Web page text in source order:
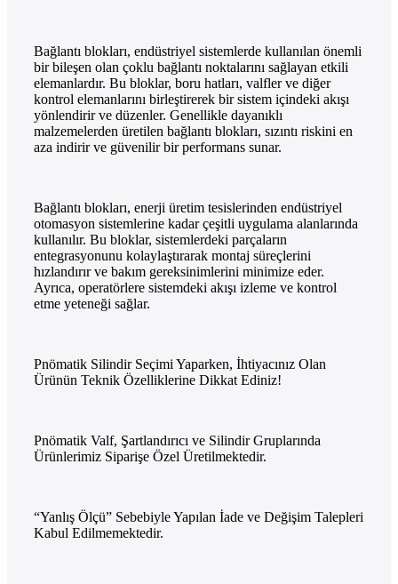
Bağlantı blokları, endüstriyel sistemlerde kullanılan önemli
bir bileşen olan çoklu bağlantı noktalarını sağlayan etkili
elemanlardır. Bu bloklar, boru hatları, valfler ve diğer
kontrol elemanlarını birleştirerek bir sistem içindeki akışı
yönlendirir ve düzenler. Genellikle dayanıklı
malzemelerden üretilen bağlantı blokları, sızıntı riskini en
aza indirir ve güvenilir bir performans sunar.
Bağlantı blokları, enerji üretim tesislerinden endüstriyel
otomasyon sistemlerine kadar çeşitli uygulama alanlarında
kullanılır. Bu bloklar, sistemlerdeki parçaların
entegrasyonunu kolaylaştırarak montaj süreçlerini
hızlandırır ve bakım gereksinimlerini minimize eder.
Ayrıca, operatörlere sistemdeki akışı izleme ve kontrol
etme yeteneği sağlar.
Pnömatik Silindir Seçimi Yaparken, İhtiyacınız Olan
Ürünün Teknik Özelliklerine Dikkat Ediniz!
Pnömatik Valf, Şartlandırıcı ve Silindir Gruplarında
Ürünlerimiz Siparişe Özel Üretilmektedir.
“Yanlış Ölçü” Sebebiyle Yapılan İade ve Değişim Talepleri
Kabul Edilmemektedir.